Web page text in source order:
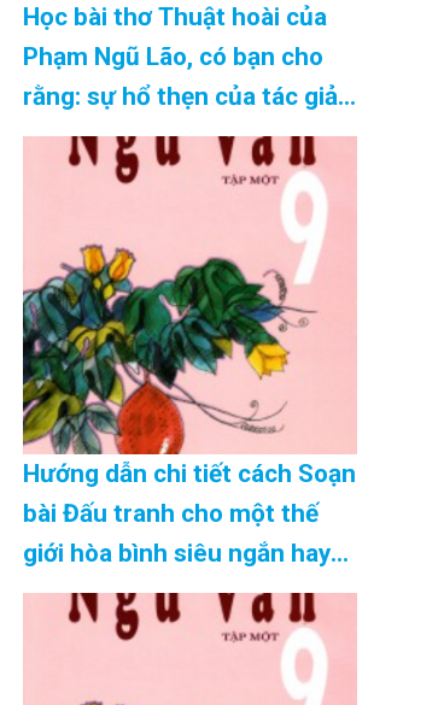
Học bài thơ Thuật hoài của
Phạm Ngũ Lão, có bạn cho
rằng: sự hổ thẹn của tác giả
là thái quá, kiêu kì. Ngược lại,
có bạn ca ngợi và cho rằng
đó là biểu hiện một hoài bão
lớn lao của người thanh niên
yêu nước. Ý kiến của em về
vấn đề này như thế nào?
(những gợi ý hay nhất) Cập
Nhật 08/2026
Hướng dẫn chi tiết cách Soạn
bài Đấu tranh cho một thế
giới hòa bình siêu ngắn hay
nhất Cập Nhật 08/2026